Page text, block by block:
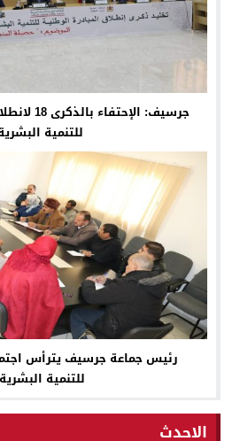
جرسيف:
للتنمية
رئيس جماعة جرسيف يترأس
للتنمية
الاحدث